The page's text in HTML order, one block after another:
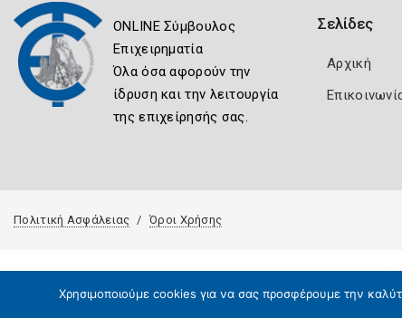
ONLINE Σύμβουλος
Επιχειρηματία
Όλα όσα αφορούν την
ίδρυση και την λειτουργία
της επιχείρησής σας.
Σελίδες
Αρχική
Πολιτική Ασφάλειας Όροι Χρήσης
Χρησιμοποιούμε cookies για να σας προσφέρουμε την